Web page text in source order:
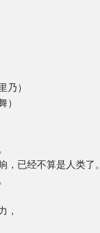
）
已经不算是人类了。
，